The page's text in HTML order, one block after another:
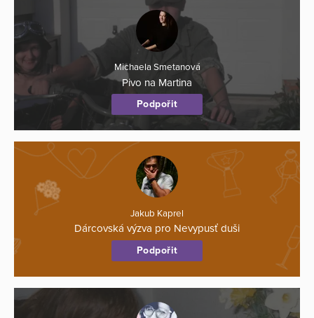
Michaela Smetanová
Pivo na Martina
Podpořit
Jakub Kaprel
Dárcovská výzva pro Nevypusť duši
Podpořit